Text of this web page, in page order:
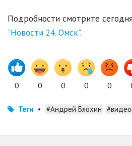
Подробности смотрите
"Новости 24. Омск".
0 0 0 0 0
Теги • #Андрей Блохин #видео